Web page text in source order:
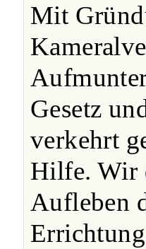
Mit
Gesetz
verkehrt
Hilfe. Wir
Aufleben